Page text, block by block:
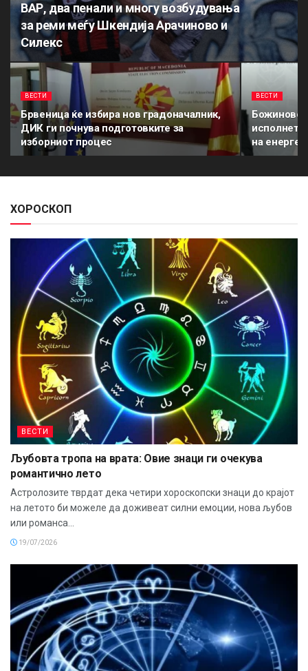
ВАР, два пенали и многу возбудувања
за реми меѓу Шкендија Арачиново и
Силекс
ВЕСТИ
Брвеница ќе избира нов градоначалник,
ДИК ги почнува подготовките за
изборниот процес
ВЕСТИ
исполнети
на
ХОРОСКОП
ВЕСТИ
Љубовта тропа на врата: Овие знаци ги очекува
романтично лето
Астролозите тврдат дека четири хороскопски знаци до крајот
на летото би можеле да доживеат силни емоции, нова љубов
или романса...
19/07/2026